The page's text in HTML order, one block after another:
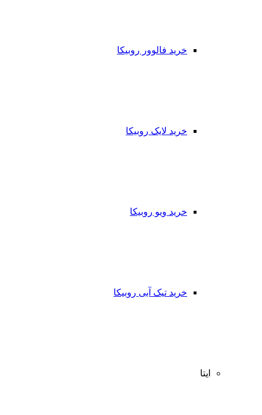
خرید فالوور روبیکا
خرید لایک روبیکا
خرید ویو روبیکا
خرید تیک آبی روبیکا
ایتا